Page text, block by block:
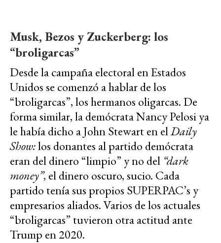
Musk, Bezos y Zuckerberg: los
“broligarcas”
Desde la campaña electoral en Estados
Unidos se comenzó a hablar de los
“broligarcas”, los hermanos oligarcas. De
forma similar, la demócrata Nancy Pelosi ya
le había dicho a John Stewart en elDaily
Show:los donantes al partido demócrata
eran del dinero “limpio” y no del “dark
money”, el dinero oscuro, sucio. Cada
partido tenía sus propios SUPERPAC’s y
empresarios aliados. Varios de los actuales
“broligarcas” tuvieron otra actitud ante
Trump en 2020.